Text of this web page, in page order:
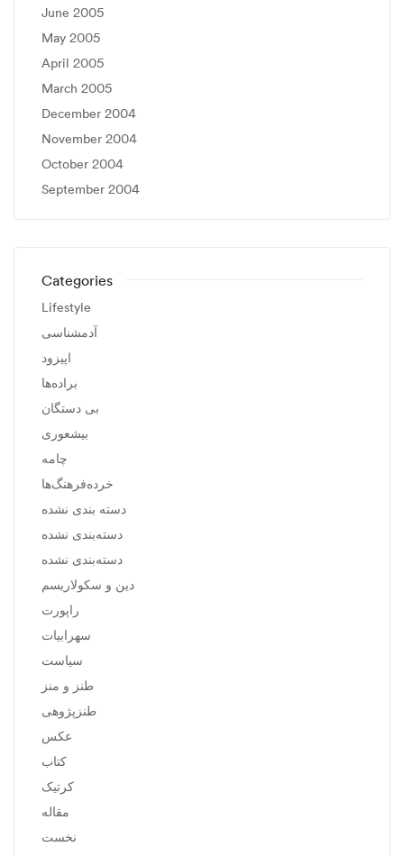
June 2005
May 2005
April 2005
March 2005
December 2004
November 2004
October 2004
September 2004
Categories
Lifestyle
آدمشناسی
اپیزود
براده‌ها
بی دستگان
بیشعوری
چامه
خرده‌فرهنگ‌ها
دسته بندی نشده
دسته‌بندی نشده
دسته‌بندی نشده
دین و سکولاریسم
راپورت
سهرابیات
سیاست
طنز و منز
طنزپژوهی
عکس
کتاب
کرتیک
مقاله
نخست